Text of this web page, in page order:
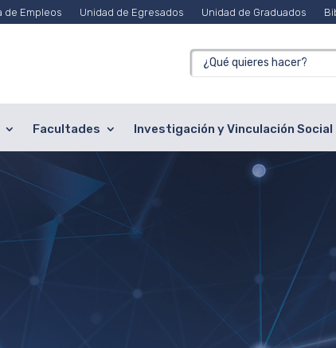
de Empleos Unidad de Egresados Unidad de Graduados
Facultades Investigación y Vinculación Social